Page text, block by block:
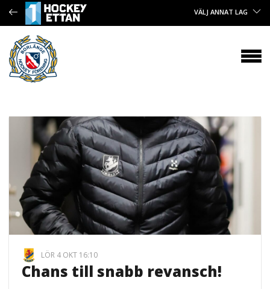
VÄLJ ANNAT LAG
LÖR 4 OKT 16:10
Chans till snabb revansch!